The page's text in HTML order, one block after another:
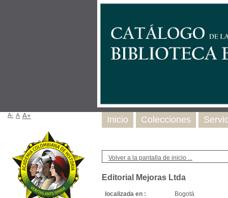
Volver a la pantalla de inicio ...
Editorial Mejoras Ltda
localizada en :
Bogotá
Inicio Colecciones
A- A A+